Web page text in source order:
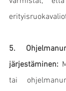
5.
järjestäminen:
tai